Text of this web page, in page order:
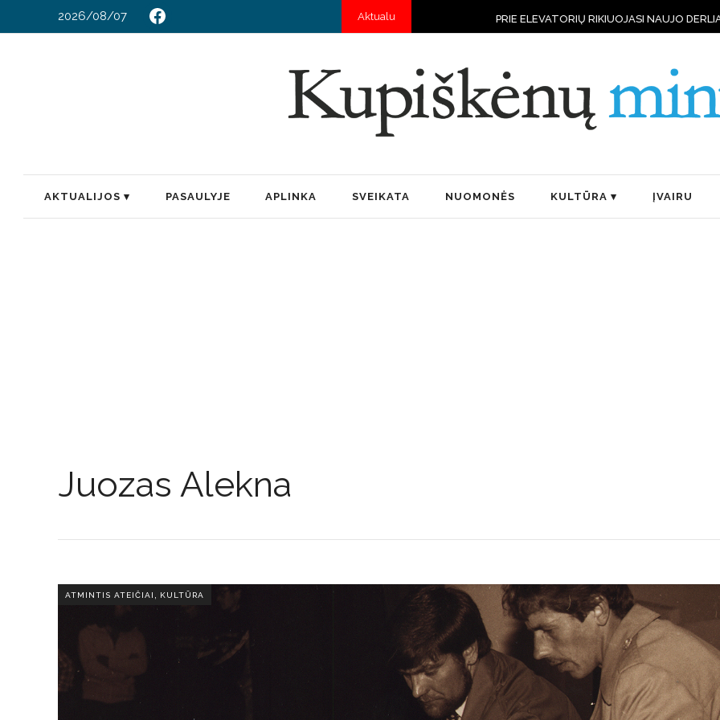
2026/08/07 Aktualu PRIE ELEVATORIŲ RIKIUOJASI NAUJO DERLIAUS VILKSTINĖS
AKTUALIJOS PASAULYJE APLINKA SVEIKATA NUOMONĖS KULTŪRA ĮVAIRU
Juozas Alekna
ATMINTIS ATEIČIAI KULTŪRA